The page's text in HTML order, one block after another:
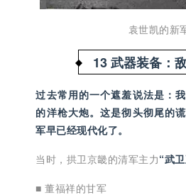
袁世凯的新
13 武器装备：
过去常用的一个遮羞说法是：
的洋枪大炮。这是彻头彻尾的
军早已经现代化了。
当时，拱卫京畿的清军主力“武
■ 董福祥的甘军